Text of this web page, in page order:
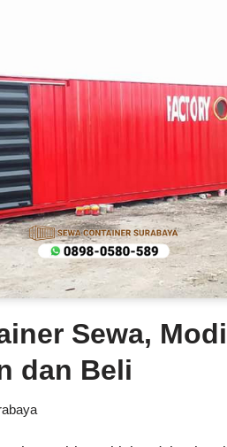
Sewa,
dan Beli